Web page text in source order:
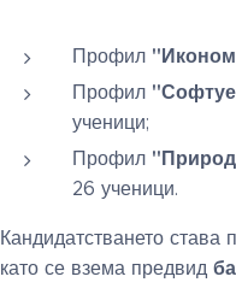
Профил
Профил
ученици;
Профил
26 ученици.
Кандидатстването става
като се взема предвид